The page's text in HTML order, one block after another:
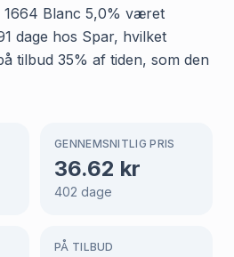
1664 Blanc 5,0% været
dage hos Spar, hvilket
tilbud 35% af tiden, som den
GENNEMSNITLIG PRIS
36.62 kr
402 dage
PÅ TILBUD